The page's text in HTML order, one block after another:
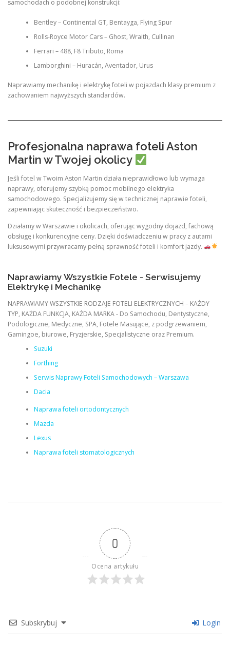
samochodach o podobnej konstrukcji:
Bentley – Continental GT, Bentayga, Flying Spur
Rolls-Royce Motor Cars – Ghost, Wraith, Cullinan
Ferrari – 488, F8 Tributo, Roma
Lamborghini – Huracán, Aventador, Urus
Naprawiamy mechanikę i elektrykę foteli w pojazdach klasy premium z
zachowaniem najwyższych standardów.
Profesjonalna naprawa foteli Aston
Martin w Twojej okolicy
Jeśli fotel w Twoim Aston Martin działa nieprawidłowo lub wymaga
naprawy, oferujemy szybką pomoc mobilnego elektryka
samochodowego. Specjalizujemy się w technicznej naprawie foteli,
zapewniając skuteczność i bezpieczeństwo.
Działamy w Warszawie i okolicach, oferując wygodny dojazd, fachową
obsługę i konkurencyjne ceny. Dzięki doświadczeniu w pracy z autami
luksusowymi przywracamy pełną sprawność foteli i komfort jazdy.
Naprawiamy Wszystkie Fotele - Serwisujemy
Elektrykę i Mechanikę
NAPRAWIAMY WSZYSTKIE RODZAJE FOTELI ELEKTRYCZNYCH – KAŻDY
TYP, KAŻDA FUNKCJA, KAŻDA MARKA - Do Samochodu, Dentystyczne,
Podologiczne, Medyczne, SPA, Fotele Masujące, z podgrzewaniem,
Gamingoe, biurowe, Fryzjerskie, Specjalistyczne oraz Premium.
Suzuki
Forthing
Serwis Naprawy Foteli Samochodowych – Warszawa
Dacia
Naprawa foteli ortodontycznych
Mazda
Lexus
Naprawa foteli stomatologicznych
0
Ocena artykułu
Subskrybuj Login